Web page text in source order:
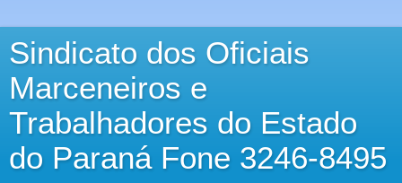
Sindicato dos Oficiais
Marceneiros e
Trabalhadores do Estado
do Paraná Fone 3246-8495